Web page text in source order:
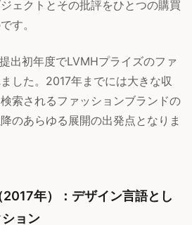
ェクトとその批評をひとつの購買
す。
出初年度でLVMHプライズのファ
した。2017年までには大きな収
索されるファッションブランドの
のあらゆる展開の出発点となりま
年）：デザイン言語とし
ョン